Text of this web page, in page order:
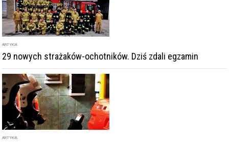
ARTYKUŁ
29 nowych strażaków-ochotników. Dziś zdali egzamin
ARTYKUŁ